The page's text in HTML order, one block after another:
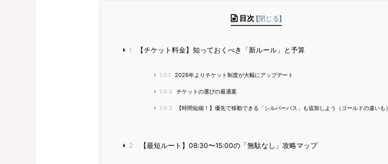
目次 [閉じる]
1 【チケット料金】知っておくべき「新ルール」と予算
1.0.1 2026年よりチケット制度が大幅にアップデート
1.0.2 チケットの選びの最適案
1.0.3 【時間短縮！】優先で移動できる「シルバーパス」も追加しよう（ゴールドの違いも）
2 【最短ルート】08:30〜15:00の「無駄なし」攻略マップ